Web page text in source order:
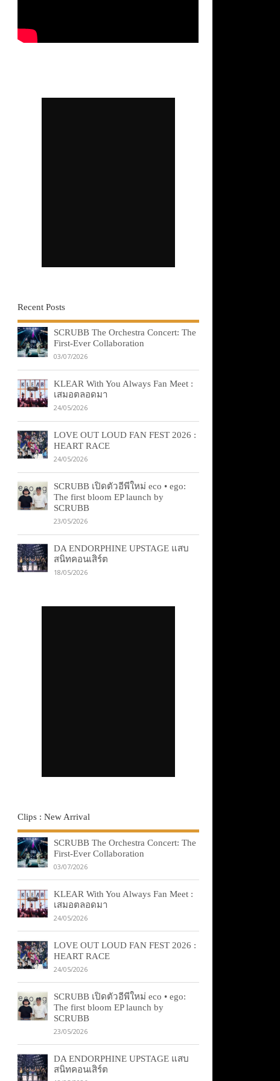
Recent Posts
SCRUBB The Orchestra Concert: The
First-Ever Collaboration
03/07/2026
KLEAR With You Always Fan Meet :
เสมอตลอดมา
24/05/2026
LOVE OUT LOUD FAN FEST 2026 :
HEART RACE
24/05/2026
SCRUBB เปิดตัวอีพีใหม่ eco • ego:
The first bloom EP launch by
SCRUBB
23/05/2026
DA ENDORPHINE UPSTAGE แสบ
สนิทคอนเสิร์ต
18/05/2026
Clips : New Arrival
SCRUBB The Orchestra Concert: The
First-Ever Collaboration
03/07/2026
KLEAR With You Always Fan Meet :
เสมอตลอดมา
24/05/2026
LOVE OUT LOUD FAN FEST 2026 :
HEART RACE
24/05/2026
SCRUBB เปิดตัวอีพีใหม่ eco • ego:
The first bloom EP launch by
SCRUBB
23/05/2026
DA ENDORPHINE UPSTAGE แสบ
สนิทคอนเสิร์ต